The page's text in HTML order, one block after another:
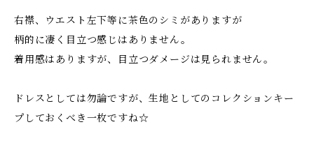
右襟、ウエスト左下等に茶色のシミがありますが
柄的に凄く目立つ感じはありません。
着用感はありますが、目立つダメージは見られません。
ドレスとしては勿論ですが、生地としてのコレクションキー
プしておくべき一枚ですね☆